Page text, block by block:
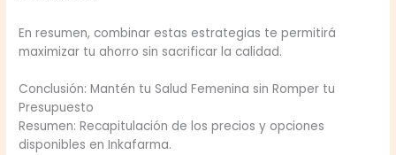
En resumen, combinar estas estrategias te permitirá
maximizar tu ahorro sin sacrificar la calidad.
Conclusión: Mantén tu Salud Femenina sin Romper tu
Presupuesto
Resumen: Recapitulación de los precios y opciones
disponibles en Inkafarma.